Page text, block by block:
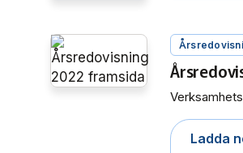
Ladda